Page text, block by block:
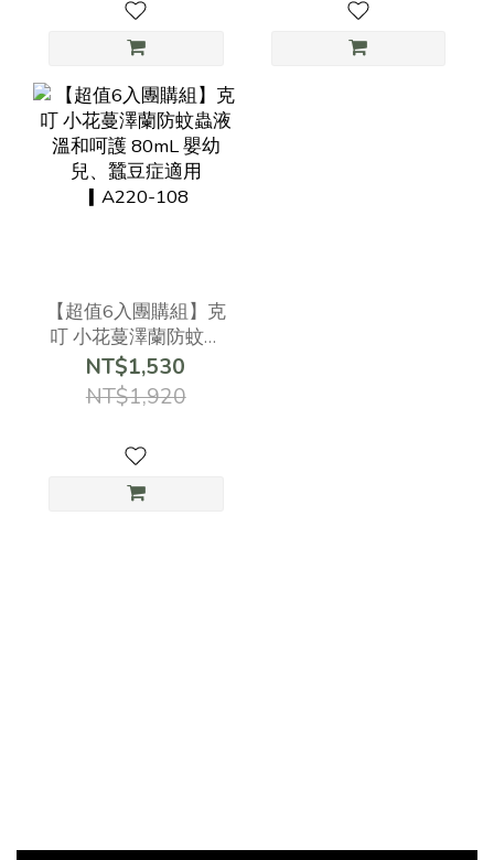
【超值6入團購組】克
叮 小花蔓澤蘭防蚊蟲
液 溫和呵護 80mL 嬰
幼兒、蠶豆症適用
▎A220-108
NT$1,530
NT$1,920